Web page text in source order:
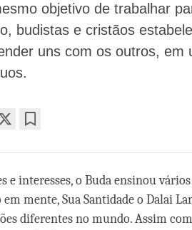
objetivo de trabalhar
budistas e cristãos
uns com os outros, em
e interesses, o Buda ensinou vários
mente, Sua Santidade o Dalai
diferentes no mundo. Assim